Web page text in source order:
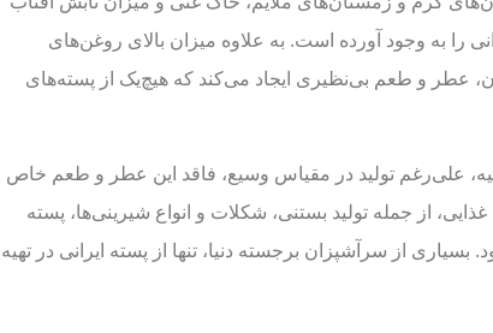
را به وجود آورده است. به علاوه میزان بالای روغن‌های
عطر و طعم بی‌نظیری ایجاد می‌کند که هیچ‌یک از پسته‌های
علی‌رغم تولید در مقیاس وسیع، فاقد این عطر و طعم خاص
از جمله تولید بستنی، شکلات و انواع شیرینی‌ها، پسته
بسیاری از سرآشپزان برجسته دنیا، تنها از پسته ایرانی در تهیه